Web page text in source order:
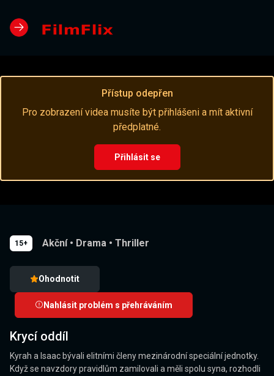
Přístup odepřen
Pro zobrazení videa musíte být přihlášeni a mít aktivní
předplatné.
Přihlásit se
15+ Akční • Drama • Thriller
Ohodnotit
Nahlásit problém s přehráváním
Krycí oddíl
Kyrah a Isaac bývali elitními členy mezinárodní speciální jednotky.
Když se navzdory pravidlům zamilovali a měli spolu syna, rozhodli